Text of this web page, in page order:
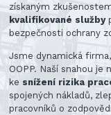
získaným
kvalifikované služby
bezpečnosti ochrany
Jsme dynamická
OOPP. Naší snahou
ke snížení rizika
spojených nákladů,
pracovníků o